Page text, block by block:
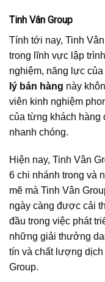
Tinh Vân Group
Tính tới nay, Tinh
trong lĩnh vực lập
nghiệm, năng lực của
lý bán hàng này
viên kinh nghiệm
của từng khách hàng
nhanh chóng.
Hiện nay, Tinh Vân
6 chi nhánh trong và
mẽ mà Tinh Vân
ngày càng được cải
đầu trong việc phát
những giải thưởng
tín và chất lượng
Group.